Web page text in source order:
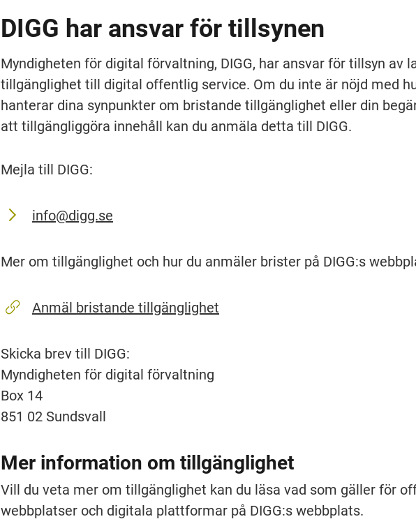
DIGG har ansvar för tillsynen
Myndigheten för digital förvaltning, DIGG, har ansvar för tillsyn av
tillgänglighet till digital offentlig service. Om du inte är nöjd med
hanterar dina synpunkter om bristande tillgänglighet eller din
att tillgängliggöra innehåll kan du anmäla detta till DIGG.
Mejla till DIGG:
info@digg.se
Mer om tillgänglighet och hur du anmäler brister på DIGG:s
Anmäl bristande tillgänglighet
Skicka brev till DIGG:
Myndigheten för digital förvaltning
Box 14
851 02 Sundsvall
Mer information om tillgänglighet
Vill du veta mer om tillgänglighet kan du läsa vad som gäller för
webbplatser och digitala plattformar på DIGG:s webbplats.